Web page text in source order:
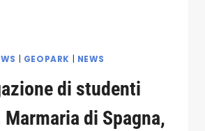
GEOPARK NEWS
di studenti
Marmaria di Spagna,